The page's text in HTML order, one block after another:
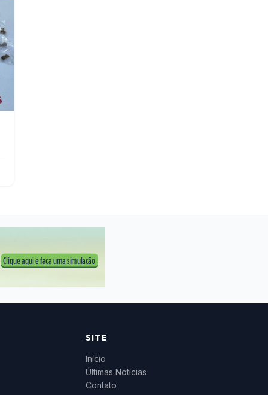
SITE
Início
Últimas Notícias
Contato